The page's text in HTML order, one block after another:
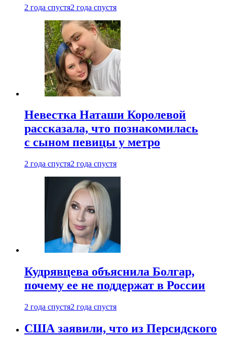
2 года спустя2 года спустя
Невестка Наташи Королевой
рассказала, что познакомилась
с сыном певицы у метро
2 года спустя2 года спустя
Кудрявцева объяснила Болгар,
почему ее не поддержат в России
2 года спустя2 года спустя
США заявили, что из Персидского